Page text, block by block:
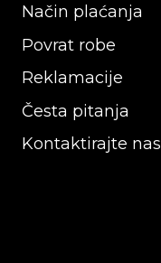
Način plaćanja
Povrat robe
Reklamacije
Česta pitanja
Kontaktirajte nas